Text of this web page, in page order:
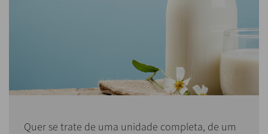
Quer se trate de uma unidade completa, de um